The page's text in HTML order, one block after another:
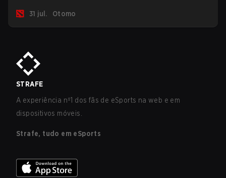
31 jul.
Otomo
STRAFE
A experiência nº1 dos fãs de eSports na web e em
dispositivos móveis.
Strafe, tudo em eSports